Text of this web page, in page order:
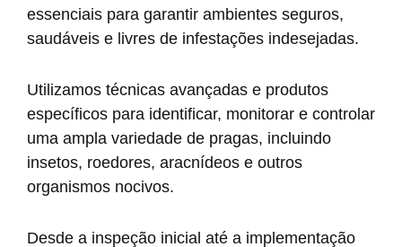
essenciais para garantir ambientes seguros,
saudáveis e livres de infestações indesejadas.
Utilizamos técnicas avançadas e produtos
específicos para identificar, monitorar e controlar
uma ampla variedade de pragas, incluindo
insetos, roedores, aracnídeos e outros
organismos nocivos.
Desde a inspeção inicial até a implementação